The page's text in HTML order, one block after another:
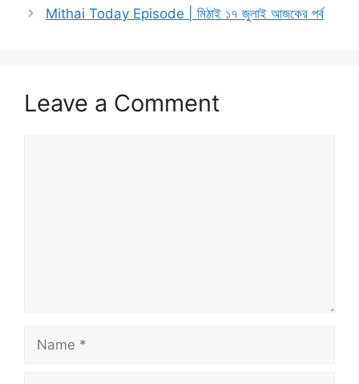
Mithai Today Episode | মিঠাই ১৭ জুলাই আজকের পর্ব
Leave a Comment